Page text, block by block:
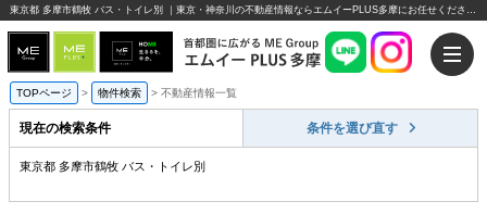
東京都 多摩市鶴牧 バス・トイレ別 ｜東京・神奈川の不動産情報ならエムイーPLUS多摩にお任せください。
TOPページ > 物件検索 > 不動産情報一覧
現在の検索条件 条件を選び直す
東京都 多摩市鶴牧 バス・トイレ別